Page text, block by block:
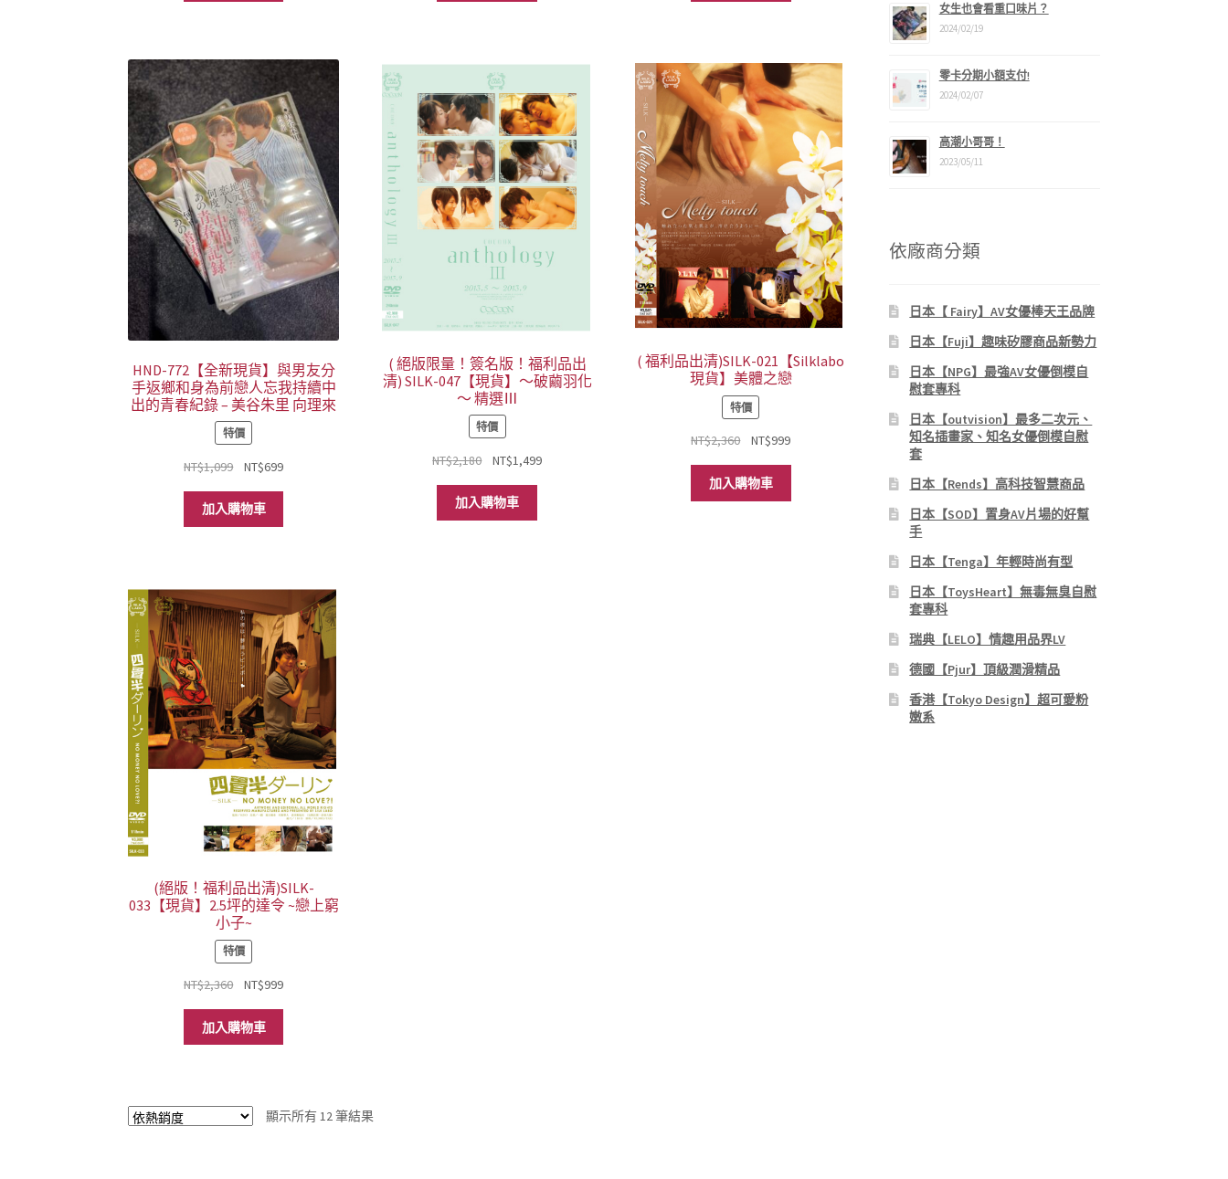
HND-772 【全新現貨】與男友分
手返鄉和身為前戀人忘我持續中
出的青春紀錄 – 美谷朱里 向理來
特價
NT$1,099
原
價
格：
NT$699目
格：
加入購物車
( 絕版限量！簽名版！福利品出
清) SILK-047【現貨】～破繭羽化
～ 精選Ⅲ
特價
NT$2,180
原
價
格：
NT$1,499目
加入購物車
( 福利品出清)SILK-021【Silklabo
現貨】美體之戀
特價
NT$2,360
原
價
格：
NT$999目
格：
加入購物車
(絕版！福利品出清)SILK-
033【現貨】2.5坪的達令 ~戀上窮
小子~
特價
NT$2,360
原
價
格：
NT$999目
格：
加入購物車
顯示所有 12 筆結果
女生也會看重口味片？
2024/02/19
零卡分期小額支付!
2024/02/07
高潮小哥哥！
2023/05/11
依廠商分類
日本【 Fairy】AV女優棒天王品牌
日本【Fuji】趣味矽膠商品新勢力
日本【NPG】最強AV女優倒模自
慰套專科
日本【outvision】最多二次元、
知名插畫家、知名女優倒模自慰
套
日本【Rends】高科技智慧商品
日本【SOD】置身AV片場的好幫
手
日本【Tenga】年輕時尚有型
日本【ToysHeart】無毒無臭自慰
套專科
瑞典【LELO】情趣用品界LV
德國【Pjur】頂級潤滑精品
香港【Tokyo Design】超可愛粉
嫩系